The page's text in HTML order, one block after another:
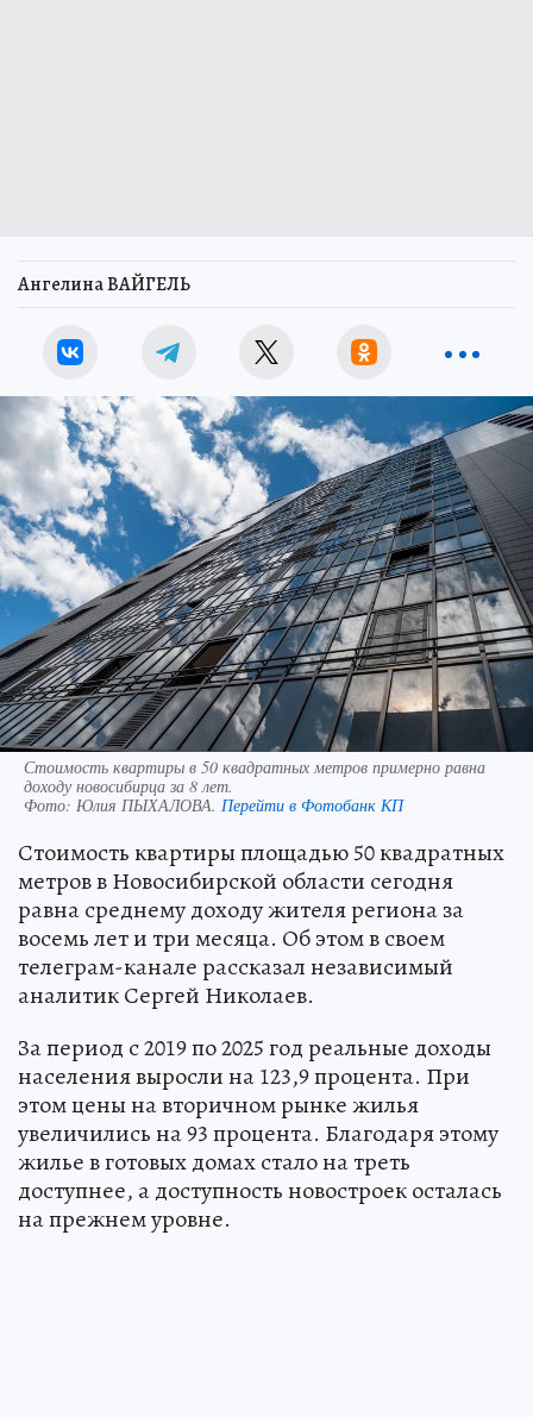
Ангелина ВАЙГЕЛЬ
Стоимость квартиры в 50 квадратных метров примерно равна
доходу новосибирца за 8 лет.
Фото: Юлия ПЫХАЛОВА. Перейти в Фотобанк КП
Стоимость квартиры площадью 50 квадратных
метров в Новосибирской области сегодня
равна среднему доходу жителя региона за
восемь лет и три месяца. Об этом в своем
телеграм-канале рассказал независимый
аналитик Сергей Николаев.
За период с 2019 по 2025 год реальные доходы
населения выросли на 123,9 процента. При
этом цены на вторичном рынке жилья
увеличились на 93 процента. Благодаря этому
жилье в готовых домах стало на треть
доступнее, а доступность новостроек осталась
на прежнем уровне.